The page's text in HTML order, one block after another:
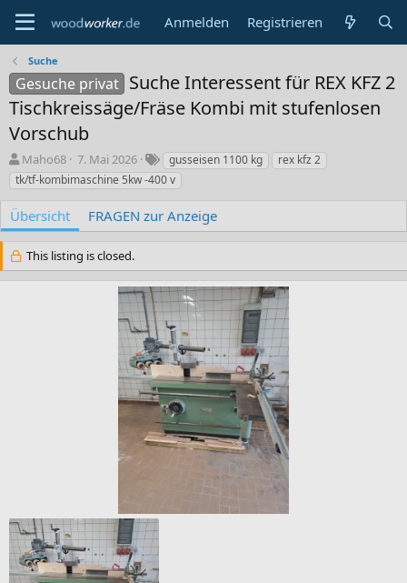
Anmelden Registrieren
Suche
Gesuche privat Suche Interessent für REX KFZ 2
Tischkreissäge/Fräse Kombi mit stufenlosen
Vorschub
A
u
t
o
r
Maho68
C
r
e
o
n
7. Mai 2026
S
c
h
a
o
r
t
e
gusseisen 1100 kg
rex kfz 2
tk/tf-kombimaschine 5kw -400 v
Übersicht FRAGEN zur Anzeige
This listing is closed.